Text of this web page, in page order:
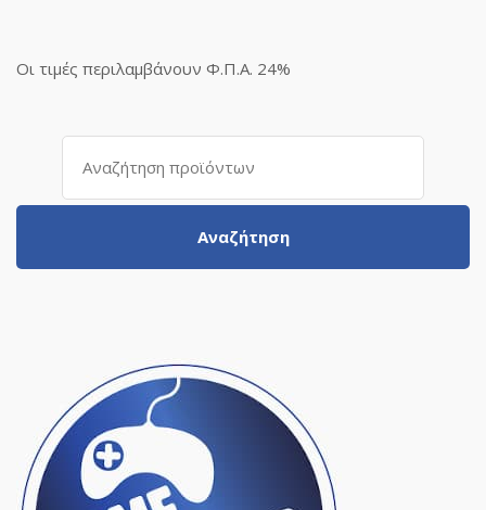
Οι τιμές περιλαμβάνουν Φ.Π.Α. 24%
Αναζήτηση
Αναζήτηση